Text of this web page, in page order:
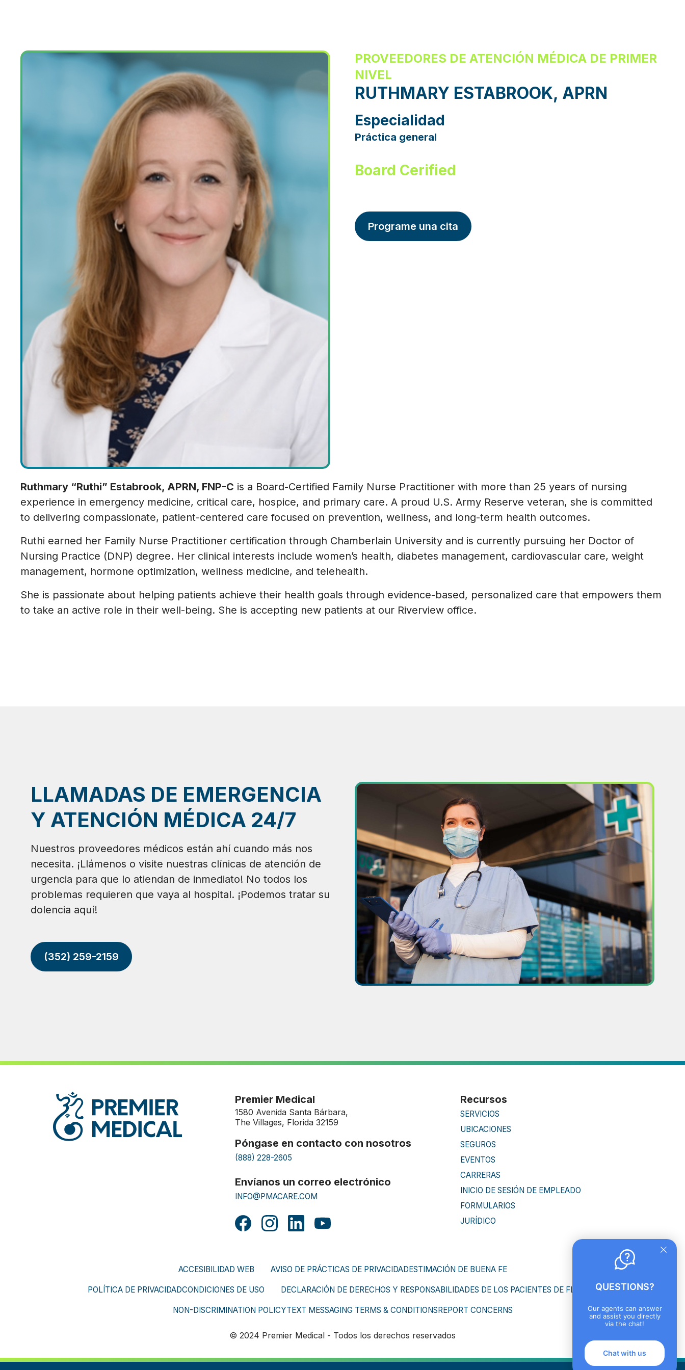
PROVEEDORES DE ATENCIÓN MÉDICA DE PRIMER
NIVEL
RUTHMARY ESTABROOK, APRN
Especialidad
Práctica general
Board Cerified
Programe una cita
Ruthmary “Ruthi” Estabrook, APRN, FNP-C is a Board-Certified Family Nurse Practitioner with more than 25 years of nursing
experience in emergency medicine, critical care, hospice, and primary care. A proud U.S. Army Reserve veteran, she is committed
to delivering compassionate, patient-centered care focused on prevention, wellness, and long-term health outcomes.
Ruthi earned her Family Nurse Practitioner certification through Chamberlain University and is currently pursuing her Doctor of
Nursing Practice (DNP) degree. Her clinical interests include women’s health, diabetes management, cardiovascular care, weight
management, hormone optimization, wellness medicine, and telehealth.
She is passionate about helping patients achieve their health goals through evidence-based, personalized care that empowers them
to take an active role in their well-being. She is accepting new patients at our Riverview office.
LLAMADAS DE EMERGENCIA
Y ATENCIÓN MÉDICA 24/7
Nuestros proveedores médicos están ahí cuando más nos
necesita. ¡Llámenos o visite nuestras clínicas de atención de
urgencia para que lo atiendan de inmediato! No todos los
problemas requieren que vaya al hospital. ¡Podemos tratar su
dolencia aquí!
(352) 259-2159
Premier Medical
1580 Avenida Santa Bárbara,
The Villages, Florida 32159
Póngase en contacto con nosotros
(888) 228-2605
Envíanos un correo electrónico
INFO@PMACARE.COM
Recursos
SERVICIOS
UBICACIONES
SEGUROS
EVENTOS
CARRERAS
INICIO DE SESIÓN DE EMPLEADO
FORMULARIOS
JURÍDICO
ACCESIBILIDAD WEB AVISO DE PRÁCTICAS DE PRIVACIDADESTIMACIÓN DE BUENA FE
POLÍTICA DE PRIVACIDADCONDICIONES DE USO DECLARACIÓN DE DERECHOS Y RESPONSABILIDADES DE LOS PACIENTES DE FLORIDA
NON-DISCRIMINATION POLICYTEXT MESSAGING TERMS & CONDITIONSREPORT CONCERNS
© 2024 Premier Medical - Todos los derechos reservados
QUESTIONS?
Our agents can answer
and assist you directly
via the chat!
Chat with us